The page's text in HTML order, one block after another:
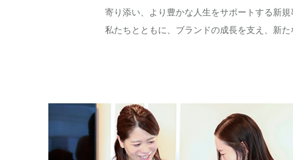
寄り添い、より豊かな人生をサポートする新規
私たちとともに、ブランドの成長を支え、新